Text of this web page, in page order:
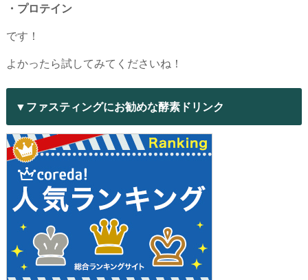
・プロテイン
です！
よかったら試してみてくださいね！
▼ファスティングにお勧めな酵素ドリンク